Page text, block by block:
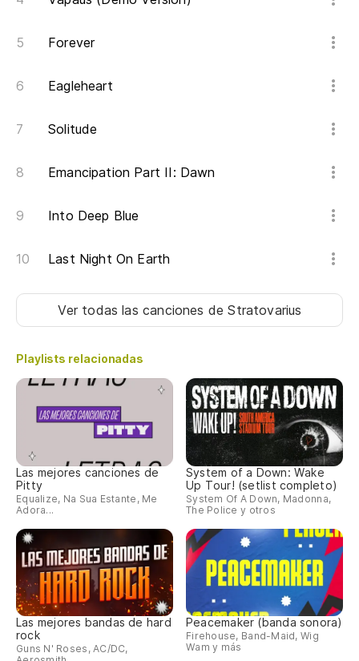
Forever
Eagleheart
Solitude
Emancipation Part II: Dawn
Into Deep Blue
Last Night On Earth
Ver todas las canciones de Stratovarius
Playlists relacionadas
Las mejores canciones de
Pitty
Equalize, Na Sua Estante, Me
Adora...
System of a Down: Wake
Up Tour! (setlist completo)
System Of A Down, Madonna,
The Police y otros
Las mejores bandas de hard
rock
Guns N' Roses, AC/DC,
Peacemaker (banda sonora)
Firehouse, Band-Maid, Wig
Wam y más